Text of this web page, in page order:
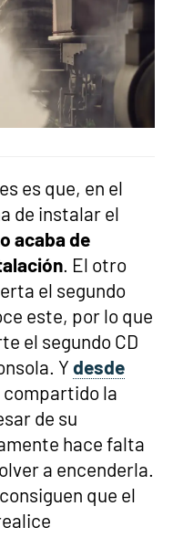
es que, en el
de instalar el
acaba de
. El otro
el segundo
este, por lo que
el segundo CD
Y desde
compartido la
de su
hace falta
a encenderla.
que el